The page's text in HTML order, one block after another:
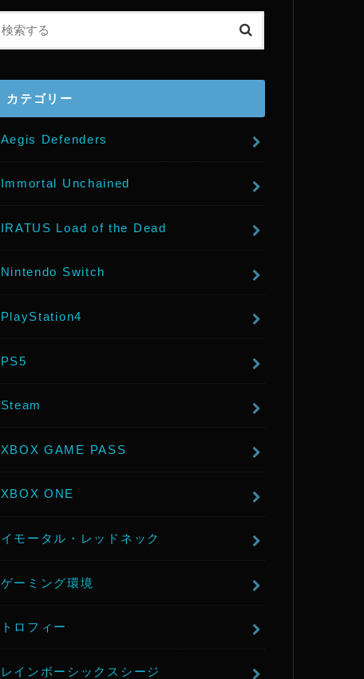
e
カテゴリー
Aegis Defenders
Immortal Unchained
IRATUS Load of the Dead
Nintendo Switch
PlayStation4
PS5
Steam
XBOX GAME PASS
XBOX ONE
イモータル・レッドネック
ゲーミング環境
トロフィー
レインボーシックスシージ